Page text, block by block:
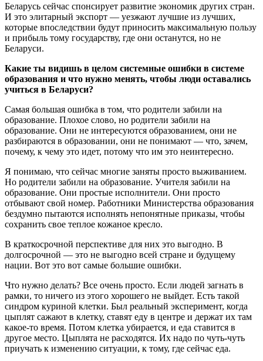
Беларусь сейчас спонсирует развитие экономик других стран.
И это элитарный экспорт — уезжают лучшие из лучших,
которые впоследствии будут приносить максимальную пользу
и прибыль тому государству, где они останутся, но не
Беларуси.
Какие ты видишь в целом системные ошибки в системе
образования и что нужно менять, чтобы люди оставались
учиться в Беларуси?
Самая большая ошибка в том, что родители забили на
образование. Плохое слово, но родители забили на
образование. Они не интересуются образованием, они не
разбираются в образовании, они не понимают — что, зачем,
почему, к чему это идет, потому что им это неинтересно.
Я понимаю, что сейчас многие заняты просто выживанием.
Но родители забили на образование. Учителя забили на
образование. Они простые исполнители. Они просто
отбывают свой номер. Работники Министерства образования
бездумно пытаются исполнять непонятные приказы, чтобы
сохранить свое теплое кожаное кресло.
В краткосрочной перспективе для них это выгодно. В
долгосрочной — это не выгодно всей стране и будущему
нации. Вот это вот самые большие ошибки.
Что нужно делать? Все очень просто. Если людей загнать в
рамки, то ничего из этого хорошего не выйдет. Есть такой
синдром куриной клетки. Был реальный эксперимент, когда
цыплят сажают в клетку, ставят еду в центре и держат их там
какое-то время. Потом клетка убирается, и еда ставится в
другое место. Цыплята не расходятся. Их надо по чуть-чуть
приучать к изменению ситуации, к тому, где сейчас еда.